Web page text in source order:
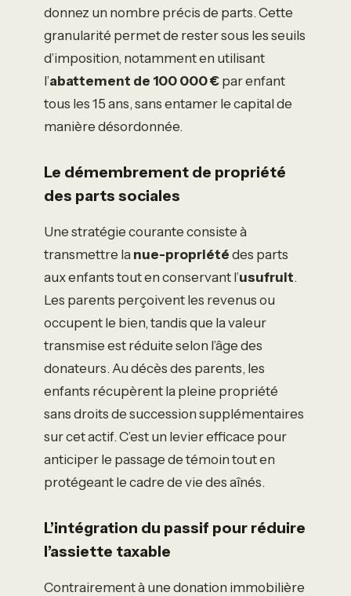
donnez un nombre précis de parts. Cette
granularité permet de rester sous les seuils
d’imposition, notamment en utilisant
l’abattement de 100 000 € par enfant
tous les 15 ans, sans entamer le capital de
manière désordonnée.
Le démembrement de propriété
des parts sociales
Une stratégie courante consiste à
transmettre la nue-propriété des parts
aux enfants tout en conservant l’usufruit.
Les parents perçoivent les revenus ou
occupent le bien, tandis que la valeur
transmise est réduite selon l’âge des
donateurs. Au décès des parents, les
enfants récupèrent la pleine propriété
sans droits de succession supplémentaires
sur cet actif. C’est un levier efficace pour
anticiper le passage de témoin tout en
protégeant le cadre de vie des aînés.
L’intégration du passif pour réduire
l’assiette taxable
Contrairement à une donation immobilière